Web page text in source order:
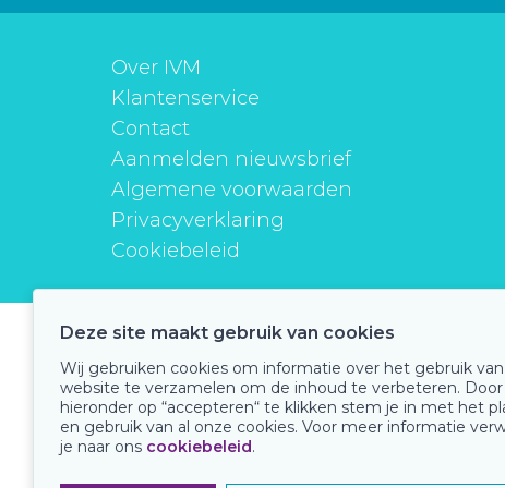
Over IVM
Klantenservice
Contact
Aanmelden nieuwsbrief
Algemene voorwaarden
Privacyverklaring
Cookiebeleid
instituutverantwoordmedicijngebruik
Onze keurmerken
Deze site maakt gebruik van cookies
Wij gebruiken cookies om informatie over het gebruik
website te verzamelen om de inhoud te verbeteren. Door
hieronder op “accepteren“ te klikken stem je in met het
en gebruik van al onze cookies. Voor meer informatie
je naar ons cookiebeleid.